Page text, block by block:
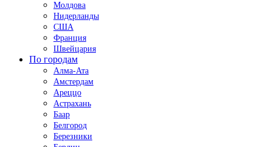
Молдова
Нидерланды
США
Франция
Швейцария
По городам
Алма-Ата
Амстердам
Ареццо
Астрахань
Баар
Белгород
Березники